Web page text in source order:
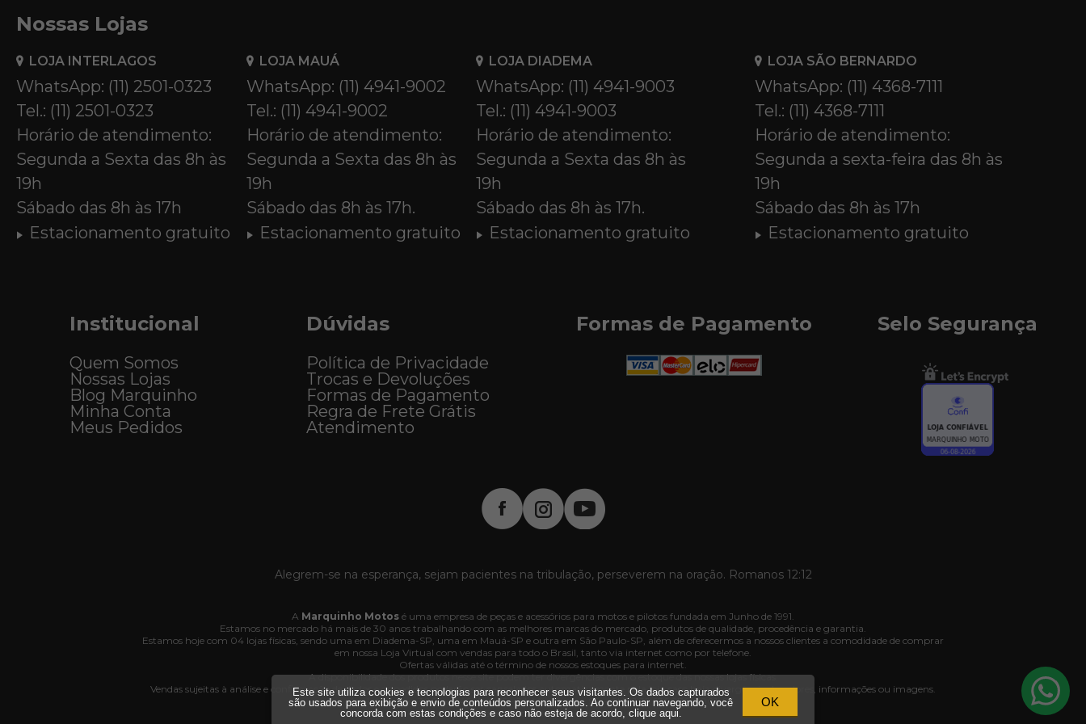
Nossas Lojas
LOJA INTERLAGOS
WhatsApp: (11) 2501-0323
Tel.: (11) 2501-0323
Horário de atendimento:
Segunda a Sexta das 8h às
19h
Sábado das 8h às 17h
Estacionamento gratuito
LOJA MAUÁ
WhatsApp: (11) 4941-9002
Tel.: (11) 4941-9002
Horário de atendimento:
Segunda a Sexta das 8h às
19h
Sábado das 8h às 17h.
Estacionamento gratuito
LOJA DIADEMA
WhatsApp: (11) 4941-9003
Tel.: (11) 4941-9003
Horário de atendimento:
Segunda a Sexta das 8h às
19h
Sábado das 8h às 17h.
Estacionamento gratuito
LOJA SÃO BERNARDO
WhatsApp: (11) 4368-7111
Tel.: (11) 4368-7111
Horário de atendimento:
Segunda a sexta-feira das 8h às
19h
Sábado das 8h às 17h
Estacionamento gratuito
Institucional
Quem Somos
Nossas Lojas
Blog Marquinho
Minha Conta
Meus Pedidos
Dúvidas
Política de Privacidade
Trocas e Devoluções
Formas de Pagamento
Regra de Frete Grátis
Atendimento
Formas de Pagamento Selo Segurança
Alegrem-se na esperança, sejam pacientes na tribulação, perseverem na oração. Romanos 12:12
A Marquinho Motos é uma empresa de peças e acessórios para motos e pilotos fundada em Junho de 1991.
Estamos no mercado há mais de 30 anos trabalhando com as melhores marcas do mercado, produtos de qualidade, procedência e garantia.
Estamos hoje com 04 lojas físicas, sendo uma em Diadema-SP, uma em Mauá-SP e outra em São Paulo-SP, além de oferecermos a nossos clientes a comodidade de comprar
em nossa Loja Virtual com vendas para todo o Brasil, tanto via internet como por telefone.
Ofertas válidas até o término de nossos estoques para internet.
A disponibilidade dos produtos nesse site podem ter divergências com o estoque das nossas lojas físicas.
Vendas sujeitas à análise e confirmação de dados e os pedidos poderão ser cancelados automaticamente pela loja caso haja divergência de valores, informações ou imagens.
Av. Interlagos, 3064 - 04660-005 - Jd. Marajoara - SP - CNPJ 35.636.876/0001-03.
Todos os direitos reservados.
Este site utiliza cookies e tecnologias para reconhecer seus visitantes. Os dados capturados
são usados para exibição e envio de conteúdos personalizados. Ao continuar navegando, você
concorda com estas condições e caso não esteja de acordo, clique aqui.
OK